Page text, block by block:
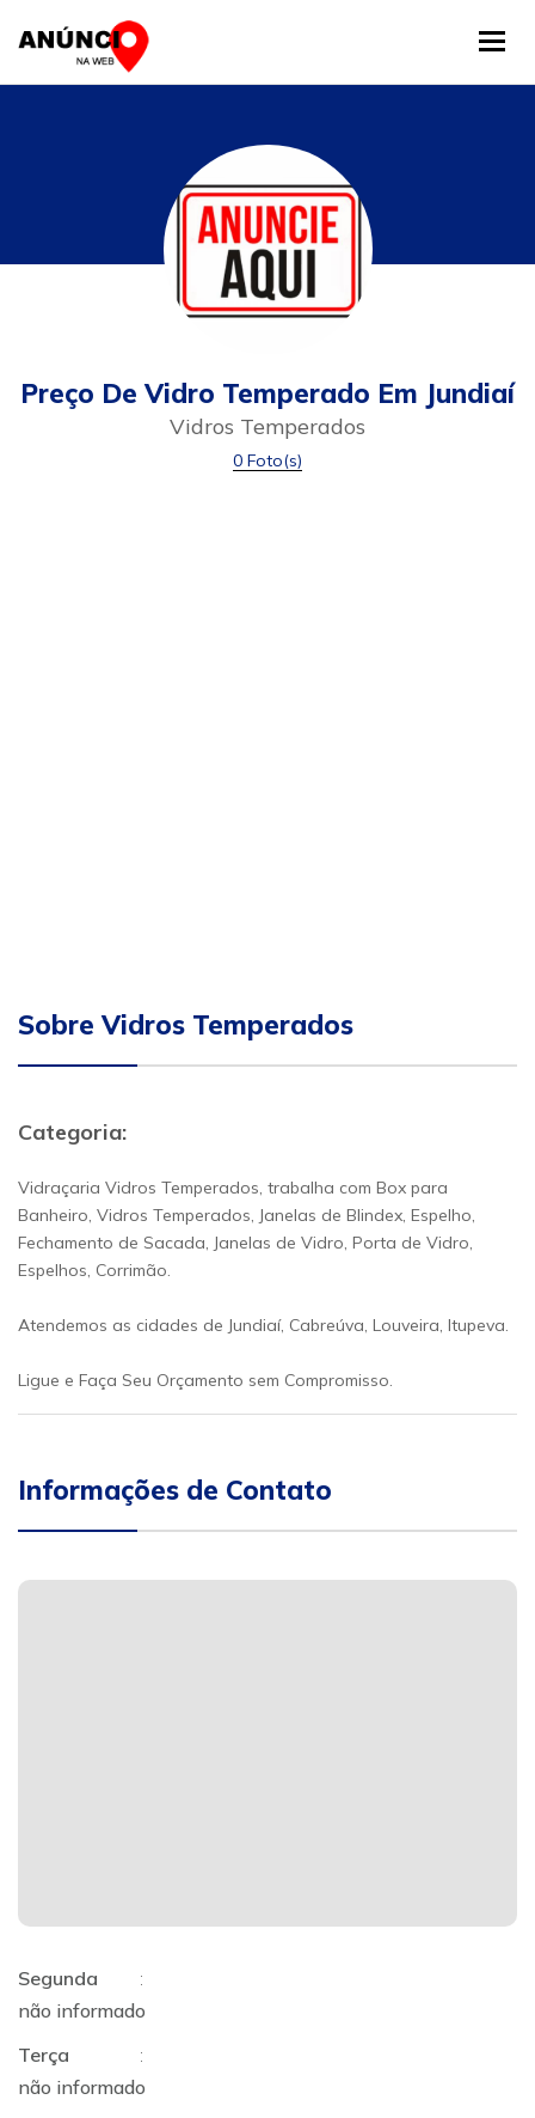
Preço De Vidro Temperado Em Jundiaí
Vidros Temperados
0 Foto(s)
Sobre Vidros Temperados
Categoria:
Vidraçaria Vidros Temperados, trabalha com Box para
Banheiro, Vidros Temperados, Janelas de Blindex, Espelho,
Fechamento de Sacada, Janelas de Vidro, Porta de Vidro,
Espelhos, Corrimão.
Atendemos as cidades de Jundiaí, Cabreúva, Louveira, Itupeva.
Ligue e Faça Seu Orçamento sem Compromisso.
Informações de Contato
Segunda
:
não informado
Terça
:
não informado